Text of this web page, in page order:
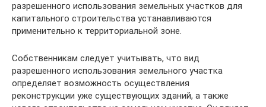
разрешенного использования земельных участков для
капитального строительства устанавливаются
применительно к территориальной зоне.
Собственникам следует учитывать, что вид
разрешенного использования земельного участка
определяет возможность осуществления
реконструкции уже существующих зданий, а также